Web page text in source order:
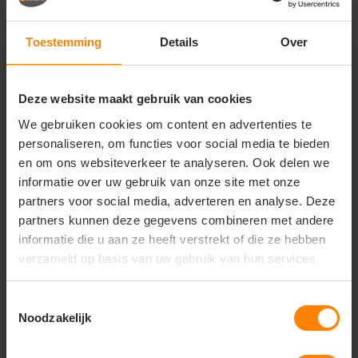
Toestemming Details Over
Deze website maakt gebruik van cookies
We gebruiken cookies om content en advertenties te
personaliseren, om functies voor social media te bieden
en om ons websiteverkeer te analyseren. Ook delen we
informatie over uw gebruik van onze site met onze
partners voor social media, adverteren en analyse. Deze
partners kunnen deze gegevens combineren met andere
informatie die u aan ze heeft verstrekt of die ze hebben
verzameld op basis van uw gebruik van hun services.
Noodzakelijk
store Bezoek onze showroom:
Provincialeweg 59 - Velddriel
Productomschrijving Verzendinformatie
Productomschrijving
Productinformatie
Tricorp T-shirt Fitted 101004 — comfortabel en strak
afgewerkt T-shirt met een moderne pasvorm,
geschikt voor dagelijks werk en casual gebruik.
Fitted pasvorm voor een aansluitende en moderne
uitstraling
Gemaakt van zacht en ademend katoen voor hoog
Ideaal voor dagelijks gebruik, zowel op het werk